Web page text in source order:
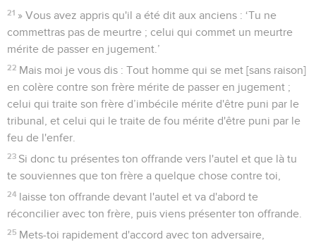
21 » Vous avez appris qu'il a été dit aux anciens : ‘Tu ne
commettras pas de meurtre ; celui qui commet un meurtre
mérite de passer en jugement.’
22 Mais moi je vous dis : Tout homme qui se met [sans raison]
en colère contre son frère mérite de passer en jugement ;
celui qui traite son frère d’imbécile mérite d'être puni par le
tribunal, et celui qui le traite de fou mérite d'être puni par le
feu de l'enfer.
23 Si donc tu présentes ton offrande vers l'autel et que là tu
te souviennes que ton frère a quelque chose contre toi,
24 laisse ton offrande devant l'autel et va d'abord te
réconcilier avec ton frère, puis viens présenter ton offrande.
25 Mets-toi rapidement d'accord avec ton adversaire,